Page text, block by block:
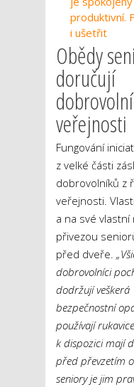
produktivní.
i ušetřit
Obědy
doručují
veřejnosti
Fungování
z velké části
dobrovolníků z
veřejnosti.
a na své vlastní
přivezou
před dveře.
dobrovolníci
dodržují veškerá
bezpečnostní
používají
k dispozici mají
před převzetím
seniory je jim